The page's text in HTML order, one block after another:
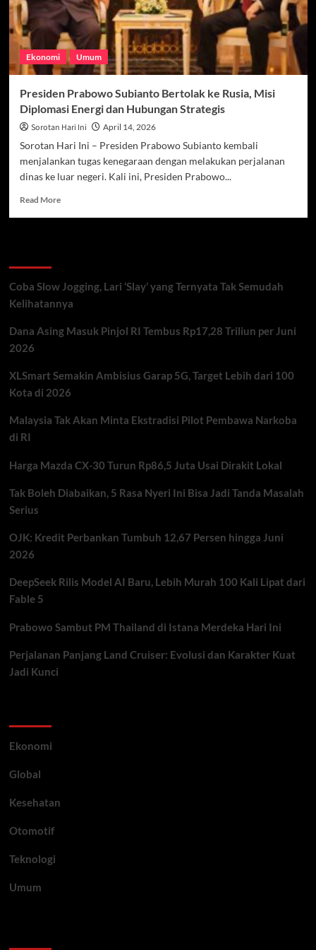
Ekonomi Umum
Presiden Prabowo Subianto Bertolak ke Rusia, Misi
Diplomasi Energi dan Hubungan Strategis
Sorotan Hari Ini April 14, 2026
Sorotan Hari Ini – Presiden Prabowo Subianto kembali
menjalankan tugas kenegaraan dengan melakukan perjalanan
dinas ke luar negeri. Kali ini, Presiden Prabowo...
Read MoreRead
ke
Rusia,
Diplomasi
Hubungan
Coba Slow Jogging, Lari ‘Slay’ yang Ternyata Tak Semudah
Kelihatannya
Dana Asing Masuk Pinjol RI Tembus Rp17,28 Triliun per Juni
2026
XLSmart Semakin Ambisius Garap 5G, Target Lebih dari 100
Kota di 2026
Malaysia Tak Akan Minta Ekstradisi Pilot Pembawa Narkoba
di RI
Harga Mazda CX-30 Turun Rp86,5 Juta Usai Dirakit Lokal
Tak Boleh Diabaikan, 5 Rasa Nyeri Ini Bisa Jadi Tanda Masalah
Serius
OJK: Kredit Perbankan Tumbuh 12,67 Persen hingga Juni
2026
DeepSeek Rilis Model AI Baru, Lebih Murah 100 Kali Lipat dari
Fable 5
Prabowo Sambut PM Thailand di Istana Merdeka Hari Ini
Perjalanan Panjang Land Cruiser: Evolusi dan Karakter Kuat
Jadi Kunci
Ekonomi
Global
Kesehatan
Otomotif
Teknologi
Umum